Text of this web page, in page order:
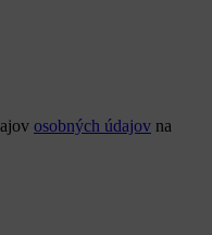
osobných údajov na